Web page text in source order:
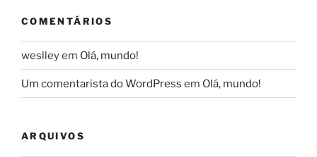
COMENTÁRIOS
weslleyem Olá, mundo!
Um comentarista do WordPress em Olá, mundo!
ARQUIVOS